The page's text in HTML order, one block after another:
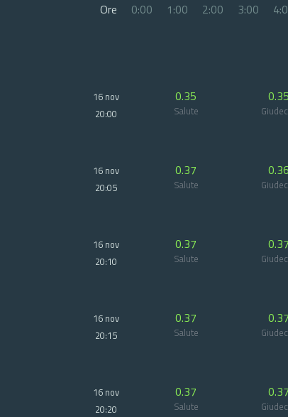
Ore 0:00 1:00 2:00 3:00
16 nov
20:00
0.35
Salute
0.35
16 nov
20:05
0.37
Salute
0.36
16 nov
20:10
0.37
Salute
0.37
16 nov
20:15
0.37
Salute
0.37
16 nov
20:20
0.37
Salute
0.37